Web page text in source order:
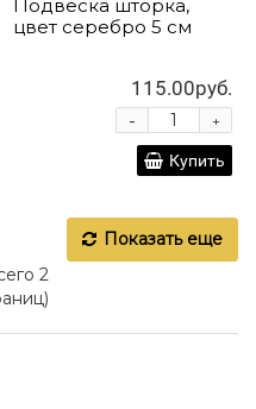
Подвеска шторка,
цвет серебро 5 см
115.00руб.
+
-
Купить
Показать еще
2